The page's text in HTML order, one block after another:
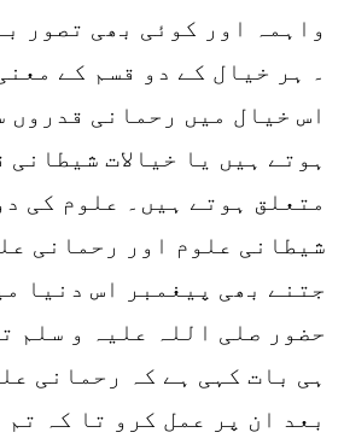
واہمہ اور کوئی بھی تصور
۔ ہر خیال کے دو قسم کے
اس خیال میں رحمانی قدروں
ہوتے ہیں یا خیالات شیطانی
متعلق ہوتے ہیں۔ علوم کی
شیطانی علوم اور رحمانی
جتنے بھی پیغمبر اس دنیا
حضور صلی اللہ علیہ و سلم
ہی بات کہی ہے کہ رحمانی
بعد ان پر عمل کرو تا کہ